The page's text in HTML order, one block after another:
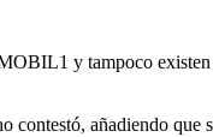
y tampoco
contestó, añadiendo que